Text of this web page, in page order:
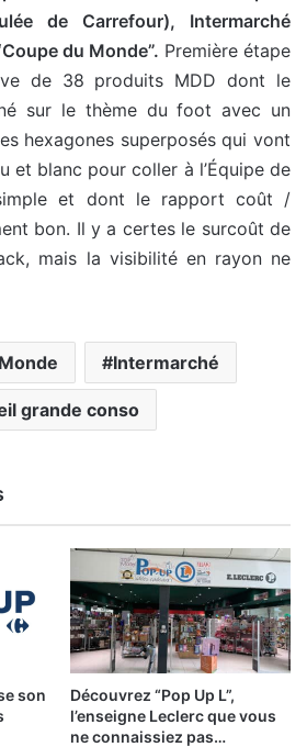
de Carrefour), Intermarché
du Monde”. Première étape
de 38 produits MDD dont le
sur le thème du foot avec un
hexagones superposés qui vont
et blanc pour coller à l’Équipe de
et dont le rapport coût /
bon. Il y a certes le surcoût de
mais la visibilité en rayon ne
Intermarché
grande conso
son
Découvrez “Pop Up L”,
l’enseigne Leclerc que vous
ne connaissiez pas…